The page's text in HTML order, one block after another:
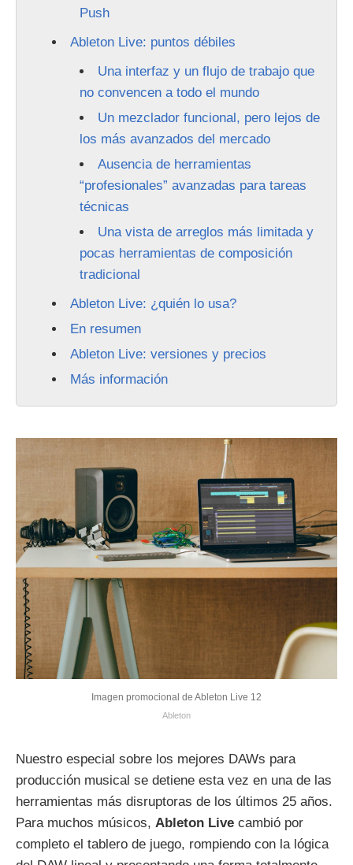
Push
Ableton Live: puntos débiles
Una interfaz y un flujo de trabajo que
no convencen a todo el mundo
Un mezclador funcional, pero lejos de
los más avanzados del mercado
Ausencia de herramientas
“profesionales” avanzadas para tareas
técnicas
Una vista de arreglos más limitada y
pocas herramientas de composición
tradicional
Ableton Live: ¿quién lo usa?
En resumen
Ableton Live: versiones y precios
Más información
Imagen promocional de Ableton Live 12
Ableton
Nuestro especial sobre los mejores DAWs para
producción musical se detiene esta vez en una de las
herramientas más disruptoras de los últimos 25 años.
Para muchos músicos, Ableton Live cambió por
completo el tablero de juego, rompiendo con la lógica